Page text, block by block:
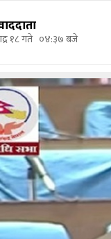
१८ गते ०४:३७ बजे